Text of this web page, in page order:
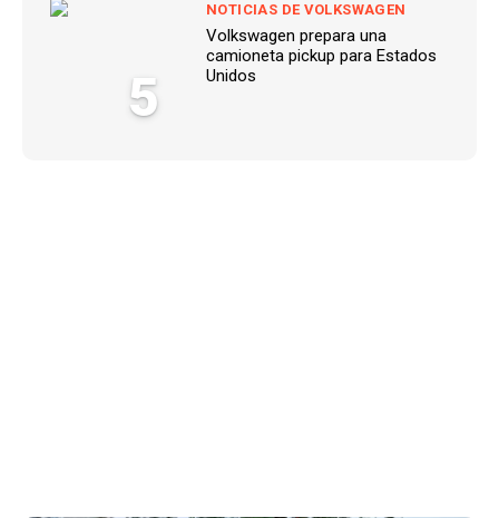
5
NOTICIAS DE VOLKSWAGEN
Volkswagen prepara una
camioneta pickup para Estados
Unidos